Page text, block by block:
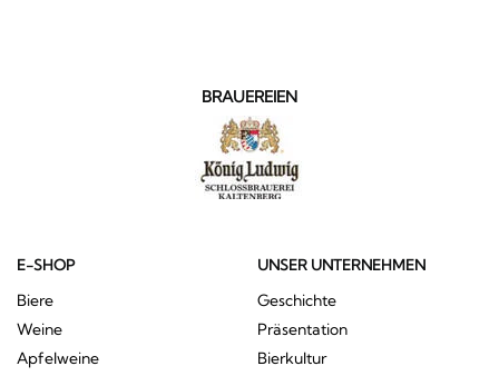
BRAUEREIEN
E-SHOP
Biere
Weine
Apfelweine
UNSER UNTERNEHMEN
Geschichte
Präsentation
Bierkultur